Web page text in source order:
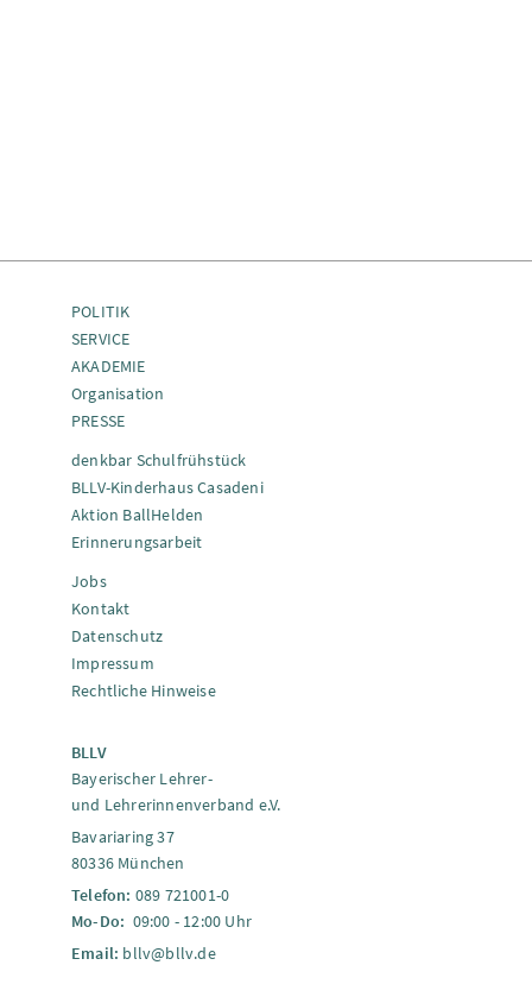
POLITIK
SERVICE
AKADEMIE
Organisation
PRESSE
denkbar Schulfrühstück
BLLV-Kinderhaus Casadeni
Aktion BallHelden
Erinnerungsarbeit
Jobs
Kontakt
Datenschutz
Impressum
Rechtliche Hinweise
BLLV
Bayerischer Lehrer-
und Lehrerinnenverband e.V.
Bavariaring 37
80336 München
Telefon: 089 721001-0
Mo-Do: 09:00 - 12:00 Uhr
Email: bllv@bllv.de